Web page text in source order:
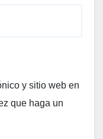
y sitio web en
que haga un